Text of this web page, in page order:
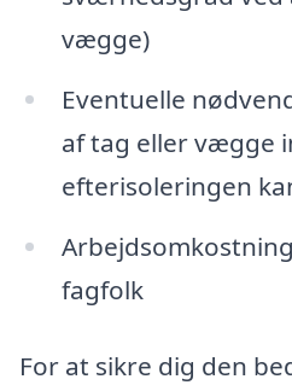
vægge)
Eventuelle
af tag eller vægge
efterisoleringen
fagfolk
For at sikre dig den